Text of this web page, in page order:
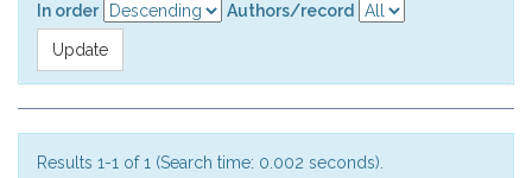
In order
Authors/record
Results 1-1 of 1 (Search time: 0.002 seconds).